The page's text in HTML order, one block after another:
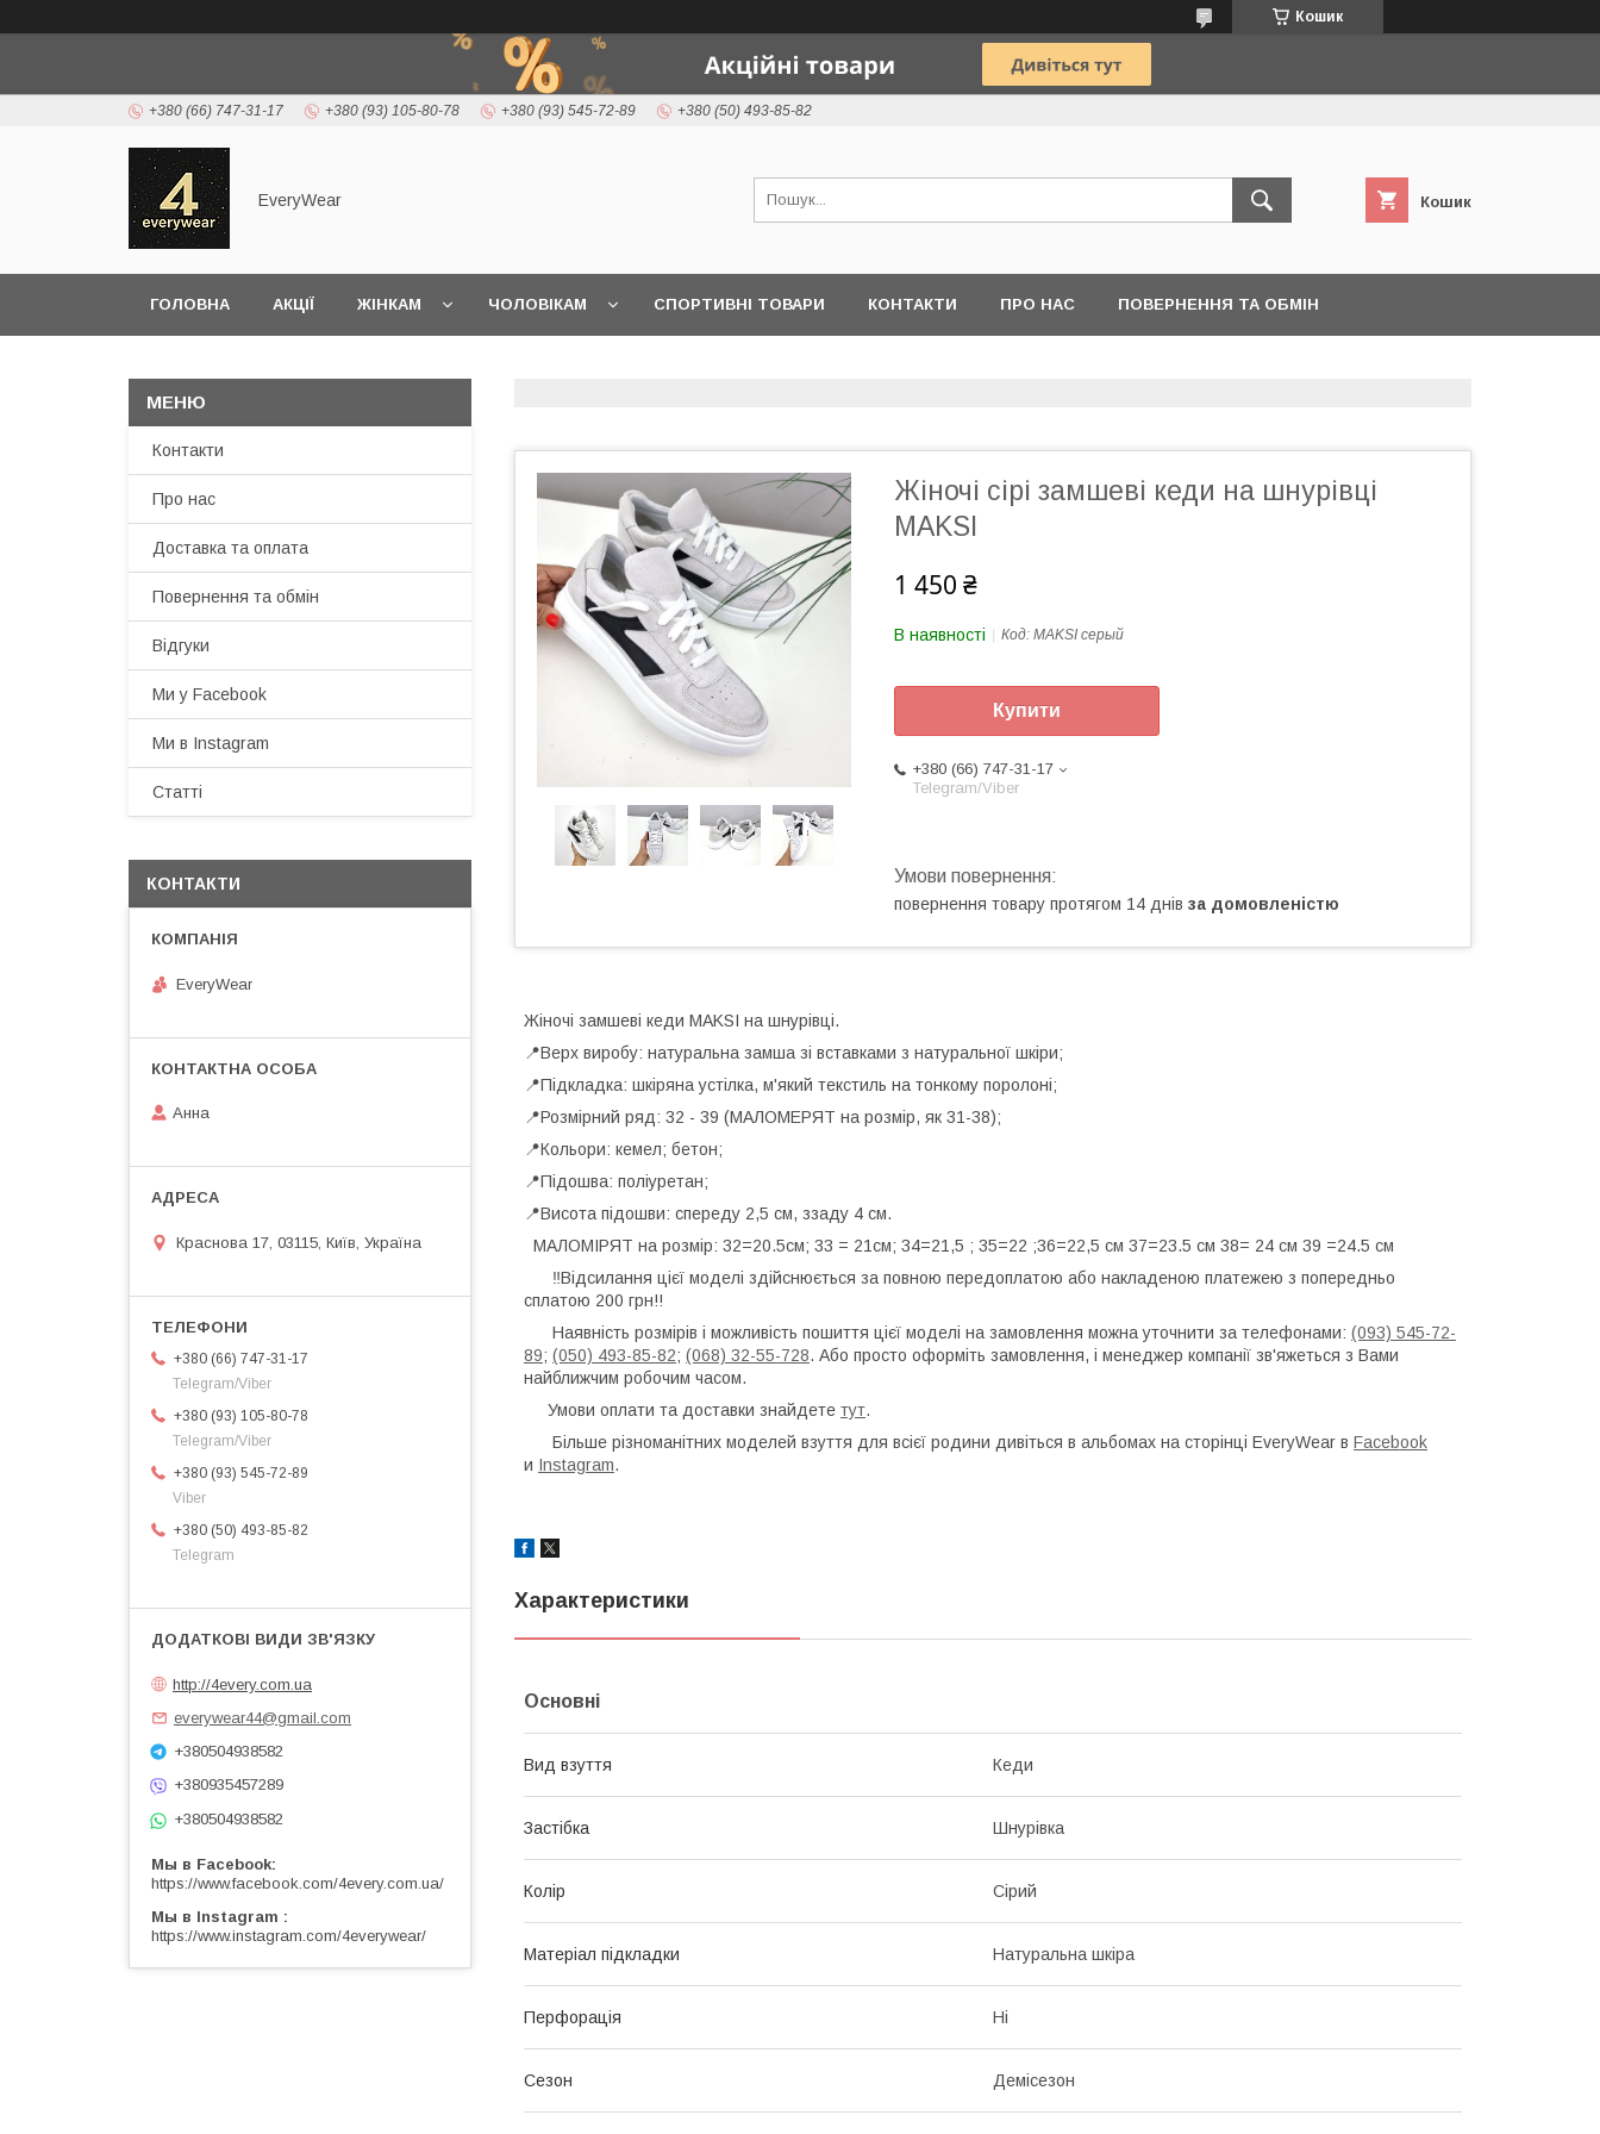
Кошик
+380 (66) 747-31-17 +380 (93) 105-80-78 +380 (93) 545-72-89 +380 (50) 493-85-82
EveryWear Кошик
ГОЛОВНА АКЦІЇ ЖІНКАМ ЧОЛОВІКАМ СПОРТИВНІ ТОВАРИ КОНТАКТИ ПРО НАС ПОВЕРНЕННЯ ТА ОБМІН
Жіночі сірі замшеві кеди на шнурівці
MAKSI
1 450 ₴
В наявності Код: MAKSI серый
Купити
+380 (66) 747-31-17
Telegram/Viber
повернення товару протягом 14 днів за домовленістю
Жіночі замшеві кеди MAKSI на шнурівці.
📍Верх виробу: натуральна замша зі вставками з натуральної шкіри;
📍Підкладка: шкіряна устілка, м'який текстиль на тонкому поролоні;
📍Розмірний ряд: 32 - 39 (МАЛОМЕРЯТ на розмір, як 31-38);
📍Кольори: кемел; бетон;
📍Підошва: поліуретан;
📍Висота підошви: спереду 2,5 см, ззаду 4 см.
МАЛОМІРЯТ на розмір: 32=20.5см; 33 = 21см; 34=21,5 ; 35=22 ;36=22,5 см 37=23.5 см 38= 24 см 39 =24.5 см
‼️Відсилання цієї моделі здійснюється за повною передоплатою або накладеною платежею з попередньо
сплатою 200 грн!!️
Наявність розмірів і можливість пошиття цієї моделі на замовлення можна уточнити за телефонами: (093) 545-72-
89; (050) 493-85-82; (068) 32-55-728. Або просто оформіть замовлення, і менеджер компанії зв'яжеться з Вами
найближчим робочим часом.
Умови оплати та доставки знайдете тут.
Більше різноманітних моделей взуття для всієї родини дивіться в альбомах на сторінці EveryWear в Facebook
и Instagram.
Характеристики
Основні
Вид взуття Кеди
Застібка Шнурівка
Колір Сірий
Матеріал підкладки Натуральна шкіра
Перфорація Ні
Сезон Демісезон
Контакти
Про нас
Доставка та оплата
Повернення та обмін
Відгуки
Ми у Facebook
Ми в Instagram
Статті
КОНТАКТИ
EveryWear
Анна
Краснова 17, 03115, Київ, Україна
+380 (66) 747-31-17
Telegram/Viber
+380 (93) 105-80-78
Telegram/Viber
+380 (93) 545-72-89
Viber
+380 (50) 493-85-82
Telegram
http://4every.com.ua
everywear44@gmail.com
+380504938582
+380935457289
+380504938582
Мы в Facebook
https://www.facebook.com/4every.com.ua/
Мы в Instagram
https://www.instagram.com/4everywear/